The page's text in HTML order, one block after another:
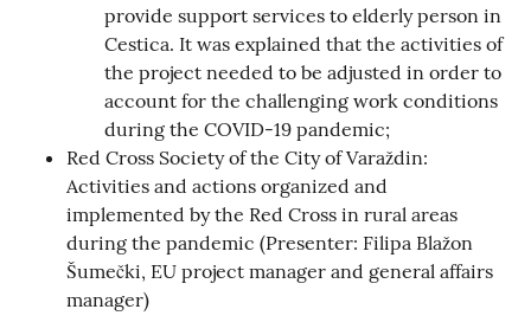
provide support services to elderly person in
Cestica. It was explained that the activities of
the project needed to be adjusted in order to
account for the challenging work conditions
during the COVID-19 pandemic;
Red Cross Society of the City of Varaždin:
Activities and actions organized and
implemented by the Red Cross in rural areas
during the pandemic (Presenter: Filipa Blažon
Šumečki, EU project manager and general affairs
manager)